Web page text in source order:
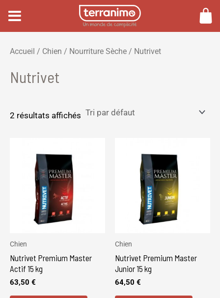
contenu
Accueil / Chien / Nourriture Sèche / Nutrivet
Nutrivet
2 résultats affichés
Chien
Nutrivet Premium Master
Actif 15 kg
63,50 €
Chien
Nutrivet Premium Master
Junior 15 kg
64,50 €